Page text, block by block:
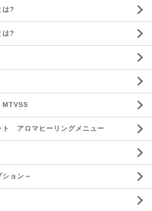
は?
は?
MTVSS
ト アロマヒーリングメニュー
ョン～